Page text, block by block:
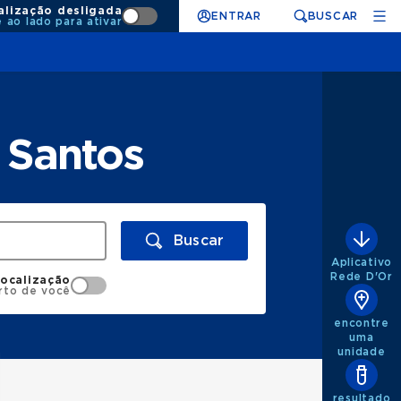
desligada
ao lado para ativar
ENTRAR BUSCAR
Buscar
de você
Aplicativo
Rede D'Or
encontre
uma
unidade
resultado